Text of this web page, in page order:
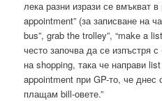
лека разни изрази се вмъкват в
appointment” (за записване на
bus”, grab the trolley”, “make a
често започва да се изпъстря
на shopping, така че направи
appointment при GP-то, че
плащам bill-овете.”